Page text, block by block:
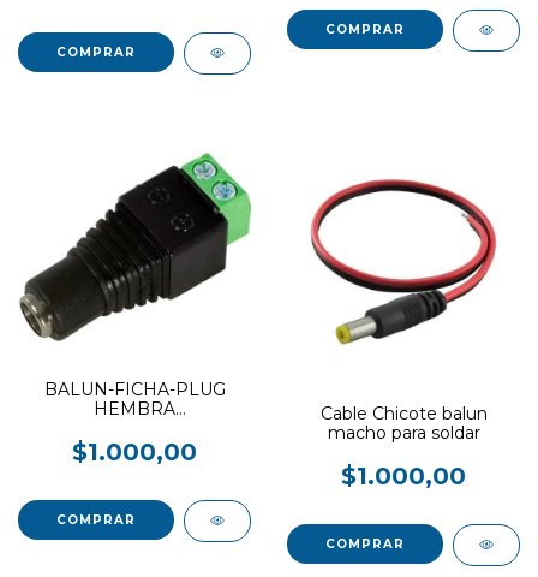
BALUN-FICHA-PLUG
HEMBRA
BORNERA
$1.000,00
Cable Chicote balun
macho para soldar
$1.000,00